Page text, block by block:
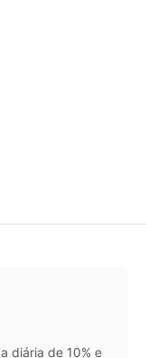
diária de 10% e